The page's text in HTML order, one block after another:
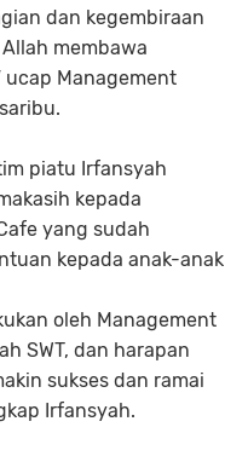
dan kegembiraan
membawa
ucap Management
piatu Irfansyah
kepada
yang sudah
kepada anak-anak
oleh Management
SWT, dan harapan
sukses dan ramai
Irfansyah.